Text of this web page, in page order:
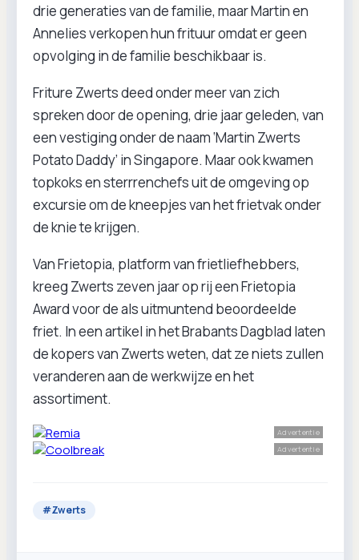
drie generaties van de familie, maar Martin en
Annelies verkopen hun frituur omdat er geen
opvolging in de familie beschikbaar is.
Friture Zwerts deed onder meer van zich
spreken door de opening, drie jaar geleden, van
een vestiging onder de naam ‘Martin Zwerts
Potato Daddy’ in Singapore. Maar ook kwamen
topkoks en sterrrenchefs uit de omgeving op
excursie om de kneepjes van het frietvak onder
de knie te krijgen.
Van Frietopia, platform van frietliefhebbers,
kreeg Zwerts zeven jaar op rij een Frietopia
Award voor de als uitmuntend beoordeelde
friet. In een artikel in het Brabants Dagblad laten
de kopers van Zwerts weten, dat ze niets zullen
veranderen aan de werkwijze en het
assortiment.
Advertentie
Advertentie
#Zwerts